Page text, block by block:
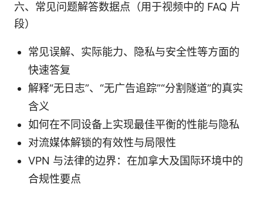
六、常见问题解答数据点（用于视频中的 FAQ 片
段）
常见误解、实际能力、隐私与安全性等方面的
快速答复
解释“无日志”、“无广告追踪”“分割隧道”的真实
含义
如何在不同设备上实现最佳平衡的性能与隐私
对流媒体解锁的有效性与局限性
VPN 与法律的边界：在加拿大及国际环境中的
合规性要点